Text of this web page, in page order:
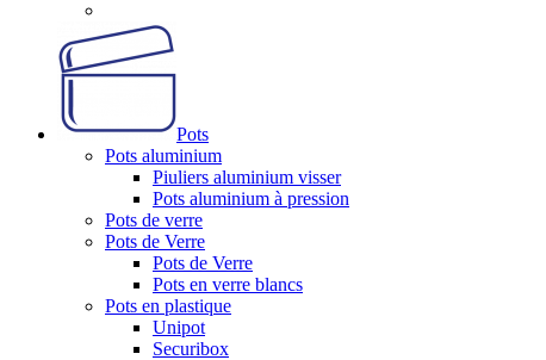
Pots
Pots aluminium
Piuliers aluminium visser
Pots aluminium à pression
Pots de verre
Pots de Verre
Pots de Verre
Pots en verre blancs
Pots en plastique
Unipot
Securibox